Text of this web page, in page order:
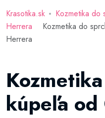
Krasotika.sk Kozmetika do
Herrera
Kozmetika do
Herrera
kúpeľa od